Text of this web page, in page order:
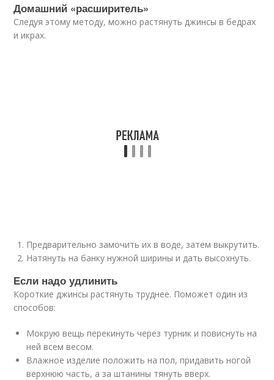
Домашний «расширитель»
Следуя этому методу, можно растянуть джинсы в бедрах
и икрах.
Предварительно замочить их в воде, затем выкрутить.
Натянуть на банку нужной ширины и дать высохнуть.
Если надо удлинить
Короткие джинсы растянуть труднее. Поможет один из
способов:
Мокрую вещь перекинуть через турник и повиснуть на
ней всем весом.
Влажное изделие положить на пол, придавить ногой
верхнюю часть, а за штанины тянуть вверх.